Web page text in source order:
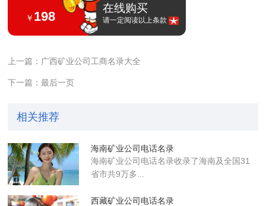
￥ 198
在线购买
请一定阅读以上条款
上一篇：广西矿业公司工商名录大全
下一篇：最后一页
相关推荐
海南矿业公司电话名录
海南矿业公司电话名录收录了海南及全国31
省市共9万多...
西藏矿业公司电话名录